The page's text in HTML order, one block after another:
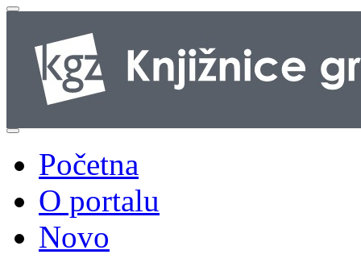
Početna
O portalu
Novo